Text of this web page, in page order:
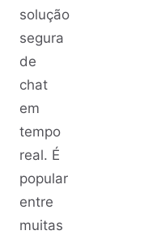
solução
segura
de
chat
em
tempo
real. É
popular
entre
muitas